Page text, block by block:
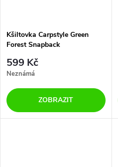
Kšiltovka Carpstyle Green
Forest Snapback
599 Kč
Neznámá
ZOBRAZIT